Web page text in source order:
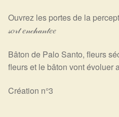
Encens
Cadeaux de naissance
Ésotérisme : les pratiques
Ouvrez les portes de la
𝓈𝑜𝓇𝓉 𝑒𝓃𝒸𝒽𝒶𝓃𝓉𝑒𝑒
Bâton de Palo Santo, fleurs
fleurs et le bâton vont évoluer
Création n°3